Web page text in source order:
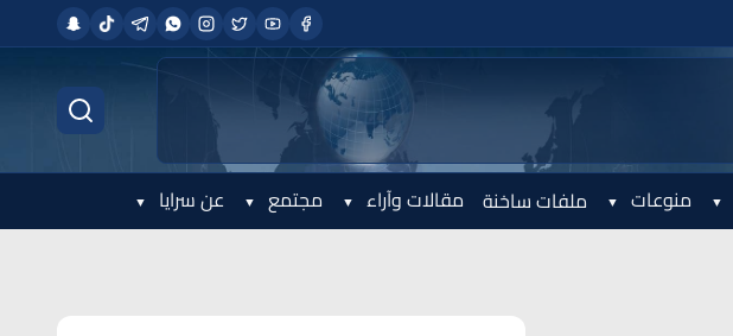
منوعات ملفات ساخنة مقالات وآراء مجتمع عن سرايا